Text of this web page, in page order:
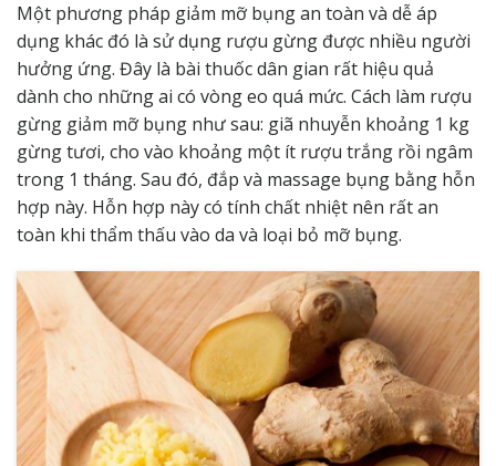
Một phương pháp giảm mỡ bụng an toàn và dễ áp ​​
dụng khác đó là sử dụng rượu gừng được nhiều người
hưởng ứng. Đây là bài thuốc dân gian rất hiệu quả
dành cho những ai có vòng eo quá mức. Cách làm rượu
gừng giảm mỡ bụng như sau: giã nhuyễn khoảng 1 kg
gừng tươi, cho vào khoảng một ít rượu trắng rồi ngâm
trong 1 tháng. Sau đó, đắp và massage bụng bằng hỗn
hợp này. Hỗn hợp này có tính chất nhiệt nên rất an
toàn khi thẩm thấu vào da và loại bỏ mỡ bụng.